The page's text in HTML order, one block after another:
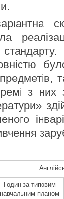
з них
Годин за типовим
навчальним планом